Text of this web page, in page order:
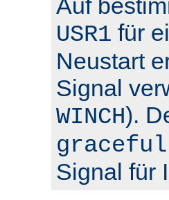
Auf
USR1 für
Neustart
Signal
WINCH).
graceful
Signal für